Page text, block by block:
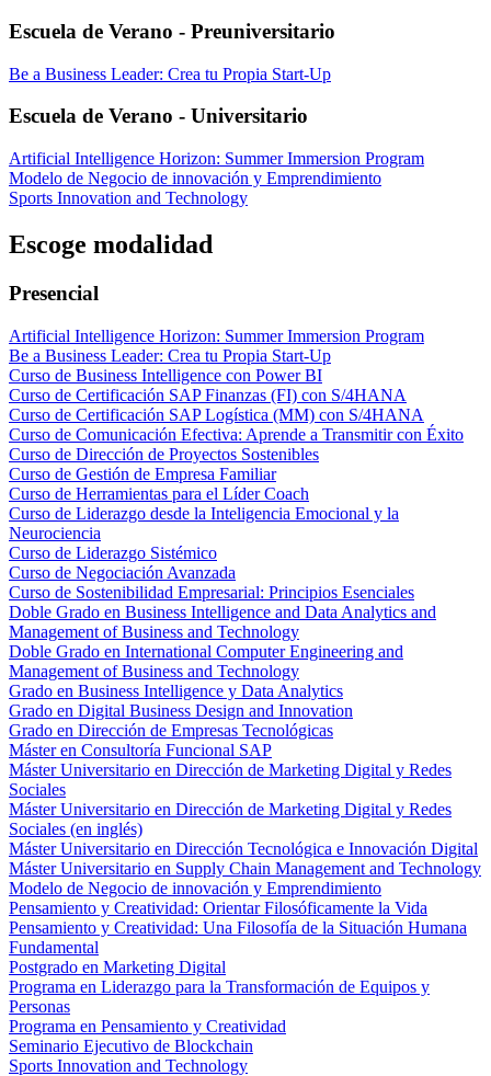
Escuela de Verano - Preuniversitario
Be a Business Leader: Crea tu Propia Start-Up
Escuela de Verano - Universitario
Artificial Intelligence Horizon: Summer Immersion Program
Modelo de Negocio de innovación y Emprendimiento
Sports Innovation and Technology
Escoge modalidad
Presencial
Artificial Intelligence Horizon: Summer Immersion Program
Be a Business Leader: Crea tu Propia Start-Up
Curso de Business Intelligence con Power BI
Curso de Certificación SAP Finanzas (FI) con S/4HANA
Curso de Certificación SAP Logística (MM) con S/4HANA
Curso de Comunicación Efectiva: Aprende a Transmitir con Éxito
Curso de Dirección de Proyectos Sostenibles
Curso de Gestión de Empresa Familiar
Curso de Herramientas para el Líder Coach
Curso de Liderazgo desde la Inteligencia Emocional y la
Neurociencia
Curso de Liderazgo Sistémico
Curso de Negociación Avanzada
Curso de Sostenibilidad Empresarial: Principios Esenciales
Doble Grado en Business Intelligence and Data Analytics and
Management of Business and Technology
Doble Grado en International Computer Engineering and
Management of Business and Technology
Grado en Business Intelligence y Data Analytics
Grado en Digital Business Design and Innovation
Grado en Dirección de Empresas Tecnológicas
Máster en Consultoría Funcional SAP
Máster Universitario en Dirección de Marketing Digital y Redes
Sociales
Máster Universitario en Dirección de Marketing Digital y Redes
Sociales (en inglés)
Máster Universitario en Dirección Tecnológica e Innovación Digital
Máster Universitario en Supply Chain Management and Technology
Modelo de Negocio de innovación y Emprendimiento
Pensamiento y Creatividad: Orientar Filosóficamente la Vida
Pensamiento y Creatividad: Una Filosofía de la Situación Humana
Fundamental
Postgrado en Marketing Digital
Programa en Liderazgo para la Transformación de Equipos y
Personas
Programa en Pensamiento y Creatividad
Seminario Ejecutivo de Blockchain
Sports Innovation and Technology